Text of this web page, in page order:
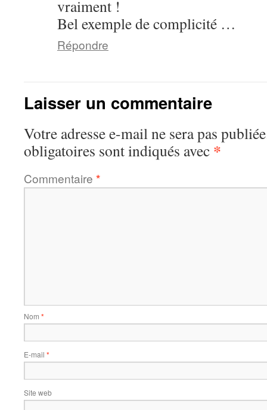
vraiment !
Bel exemple de complicité …
Répondre
Laisser un commentaire
Votre adresse e-mail ne sera pas
obligatoires sont indiqués avec *
Commentaire *
Nom *
E-mail *
Site web